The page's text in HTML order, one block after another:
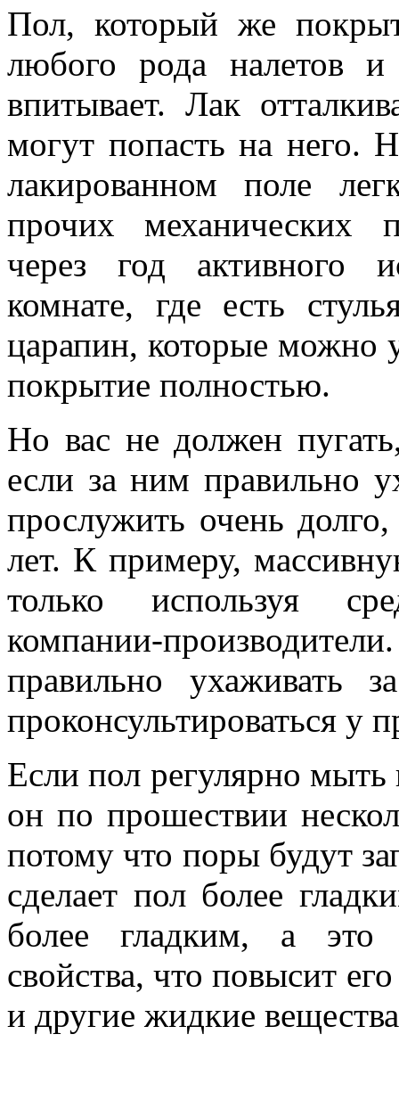
Пол, который же
любого рода налетов
впитывает. Лак
могут попасть на него.
лакированном поле
прочих механических
через год активного
комнате, где есть
царапин, которые можно
покрытие полностью.
Но вас не должен
если за ним правильно
прослужить очень
лет. К примеру,
только используя
компании-
правильно ухаживать
проконсультироваться у
Если пол регулярно мыть
он по прошествии
потому что поры будут
сделает пол более
более гладким, а это
свойства, что повысит
и другие жидкие